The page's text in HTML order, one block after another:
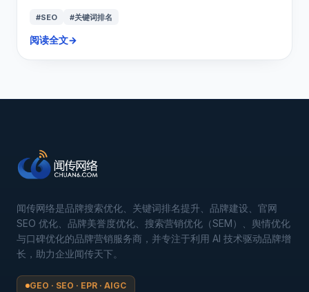
#SEO #关键词排名
阅读全文→
闻传网络是品牌搜索优化、关键词排名提升、品牌建设、官网
SEO 优化、品牌美誉度优化、搜索营销优化（SEM）、舆情优化
与口碑优化的品牌营销服务商，并专注于利用 AI 技术驱动品牌增
长，助力企业闻传天下。
GEO · SEO · EPR · AIGC